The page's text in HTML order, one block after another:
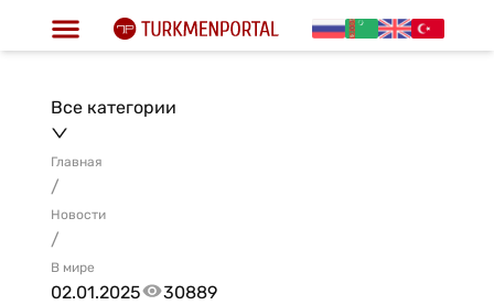
Все категории
Главная
/
Новости
/
В мире
02.01.2025 30889